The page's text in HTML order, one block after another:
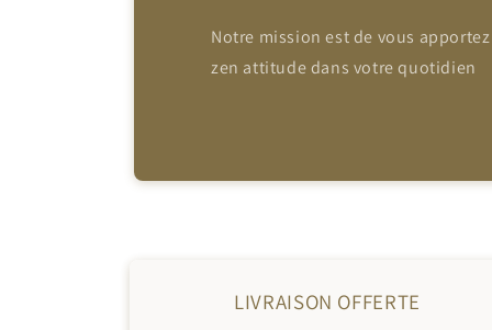
Notre mission est de vous
zen attitude dans votre quotidien
LIVRAISON OFFERTE